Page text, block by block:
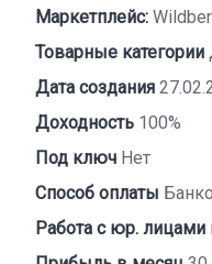
Маркетплейс:
Товарные категории
Дата создания
Доходность 100%
Под ключ Нет
Способ оплаты
Работа с юр. лицами